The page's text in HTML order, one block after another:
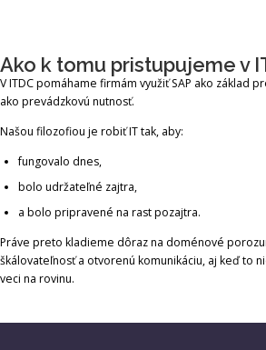
Ako k tomu pristupujeme v
V ITDC pomáhame firmám využiť SAP ako základ
ako prevádzkovú nutnosť.
Našou filozofiou je robiť IT tak, aby:
fungovalo dnes,
bolo udržateľné zajtra,
a bolo pripravené na rast pozajtra.
Práve preto kladieme dôraz na doménové
škálovateľnosť a otvorenú komunikáciu, aj keď to
veci na rovinu.